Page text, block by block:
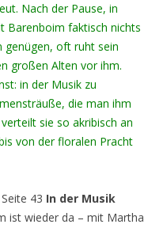
Nach der Pause, in
Barenboim faktisch nichts
genügen, oft ruht sein
großen Alten vor ihm.
in der Musik zu
die man ihm
sie so akribisch an
von der floralen Pracht
43 In der Musik
ist wieder da – mit Martha